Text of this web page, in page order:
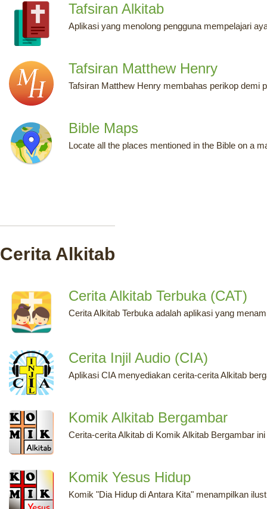
Tafsiran Alkitab
Aplikasi yang menolong pengguna mempelajari
Tafsiran Matthew Henry
Tafsiran Matthew Henry membahas perikop demi
Bible Maps
Locate all the places mentioned in the Bible on a
Cerita Alkitab
Cerita Alkitab Terbuka (CAT)
Cerita Alkitab Terbuka adalah aplikasi yang
Cerita Injil Audio (CIA)
Aplikasi CIA menyediakan cerita-cerita Alkitab
Komik Alkitab Bergambar
Cerita-cerita Alkitab di Komik Alkitab Bergambar
Komik Yesus Hidup
Komik "Dia Hidup di Antara Kita" menampilkan